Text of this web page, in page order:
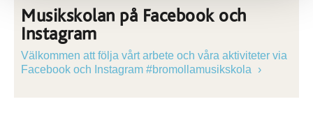
Musikskolan på Facebook och
Instagram
Välkommen att följa vårt arbete och våra aktiviteter via
Facebook och Instagram #bromollamusikskola